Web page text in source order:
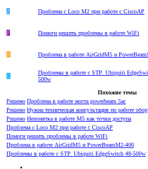
Z Проблема с Loco M2 при работе c CiscoAP
P Помоги решить проблемы в работе WiFi
R Проблема в работе AirGridM5 и
C
Проблемы в работе с STP. Ubiquiti
500w
Похожие темы
Решено Проблема в работе моста powerbeam 5ac
Решено Нужна техническая консультация по работе
Решено Непонятка в работе M5 как точки доступа
Проблема с Loco M2 при работе c CiscoAP
Помоги решить проблемы в работе WiFi
Проблема в работе AirGridM5 и PowerBeamM2-400
Проблемы в работе с STP. Ubiquiti EdgeSwitch 48-500w